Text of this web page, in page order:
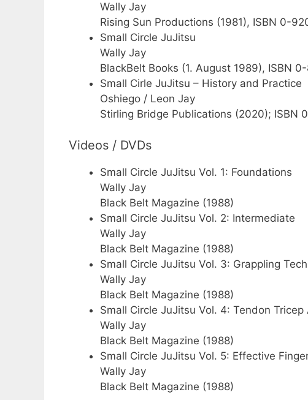
Wally Jay
Rising Sun Productions (1981), ISBN 0-
Small Circle JuJitsu
Wally Jay
BlackBelt Books (1. August 1989), ISBN
Small Cirle JuJitsu – History and Practice
Oshiego / Leon Jay
Stirling Bridge Publications (2020); ISBN
Videos / DVDs
Small Circle JuJitsu Vol. 1: Foundations
Wally Jay
Black Belt Magazine (1988)
Small Circle JuJitsu Vol. 2: Intermediate
Wally Jay
Black Belt Magazine (1988)
Small Circle JuJitsu Vol. 3: Grappling
Wally Jay
Black Belt Magazine (1988)
Small Circle JuJitsu Vol. 4: Tendon
Wally Jay
Black Belt Magazine (1988)
Small Circle JuJitsu Vol. 5: Effective
Wally Jay
Black Belt Magazine (1988)